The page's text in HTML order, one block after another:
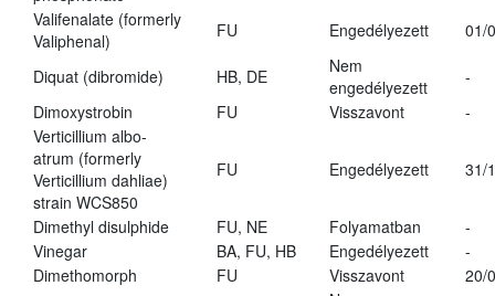
Valifenalate (formerly
Valiphenal)
FU Engedélyezett 01/
Diquat (dibromide) HB, DE
Nem
engedélyezett
-
Dimoxystrobin
FU Visszavont
-
Verticillium albo-
atrum (formerly
Verticillium dahliae)
strain WCS850
FU Engedélyezett 31/
Dimethyl disulphide FU, NE Folyamatban
-
Vinegar
BA, FU, HB Engedélyezett
-
Dimethomorph
FU Visszavont
20/